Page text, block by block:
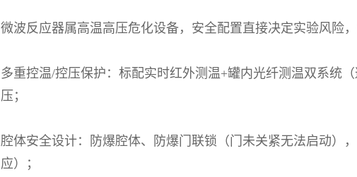
微波反应器属高温高压危化设备，安全配置直接决定实验风险，
多重控温/控压保护：标配实时红外测温+罐内光纤测温双系统
压；
腔体安全设计：防爆腔体、防爆门联锁（门未关紧无法启动）
应）；